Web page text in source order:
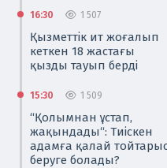
16:30 1 507
Қызметтік ит жоғалып
кеткен 18 жастағы
қызды тауып берді
15:30 1 509
“Қолымнан ұстап,
жақындады“: Тиіскен
адамға қалай
беруге болады?